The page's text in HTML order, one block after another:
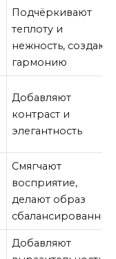
Подчёркивают
теплоту и
нежность, создают
гармонию
Добавляют
контраст и
элегантность
Смягчают
восприятие,
делают образ
сбалансированным
Добавляют